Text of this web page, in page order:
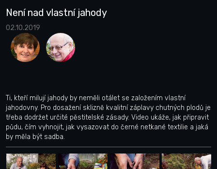
Není nad vlastní jahody
02.10.2019
Ti, kteří milují jahody by neměli otálet se založením vlastní
jahodovny. Pro dosažení sklizně kvalitní záplavy chutných plodů je
třeba dodržet určité pěstitelské zásady. Video ukáže, jak připravit
půdu, čím vyhnojit, jak vysazovat do černé netkané textilie a jaká
by měla být sadba.